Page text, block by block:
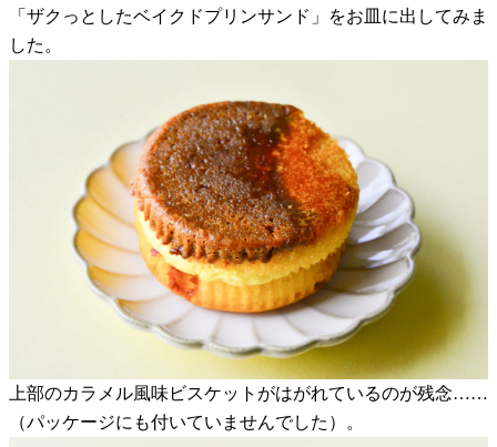
「ザクっとしたベイクドプリンサンド」をお皿に出してみま
した。
上部のカラメル風味ビスケットがはがれているのが残念……
（パッケージにも付いていませんでした）。